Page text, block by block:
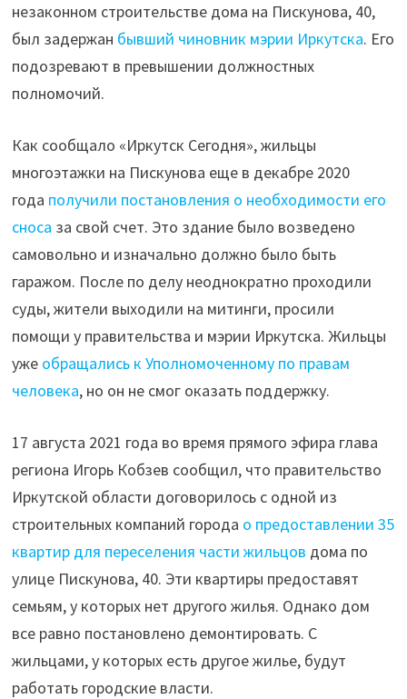
незаконном строительстве дома на Пискунова, 40,
был задержан бывший чиновник мэрии Иркутска. Его
подозревают в превышении должностных
полномочий.
Как сообщало «Иркутск Сегодня», жильцы
многоэтажки на Пискунова еще в декабре 2020
года получили постановления о необходимости его
сноса за свой счет. Это здание было возведено
самовольно и изначально должно было быть
гаражом. После по делу неоднократно проходили
суды, жители выходили на митинги, просили
помощи у правительства и мэрии Иркутска. Жильцы
уже обращались к Уполномоченному по правам
человека, но он не смог оказать поддержку.
17 августа 2021 года во время прямого эфира глава
региона Игорь Кобзев сообщил, что правительство
Иркутской области договорилось с одной из
строительных компаний города о предоставлении 35
квартир для переселения части жильцов дома по
улице Пискунова, 40. Эти квартиры предоставят
семьям, у которых нет другого жилья. Однако дом
все равно постановлено демонтировать. С
жильцами, у которых есть другое жилье, будут
работать городские власти.